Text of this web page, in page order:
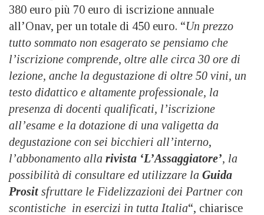
380 euro più 70 euro di iscrizione annuale
all’Onav, per un totale di 450 euro. “Un prezzo
tutto sommato non esagerato se pensiamo che
l’iscrizione comprende, oltre alle circa 30 ore di
lezione, anche la degustazione di oltre 50 vini, un
testo didattico e altamente professionale, la
presenza di docenti qualificati, l’iscrizione
all’esame e la dotazione di una valigetta da
degustazione con sei bicchieri all’interno,
l’abbonamento alla rivista ‘L’Assaggiatore’, la
possibilità di consultare ed utilizzare la Guida
Prosit sfruttare le Fidelizzazioni dei Partner con
scontistiche in esercizi in tutta Italia“, chiarisce